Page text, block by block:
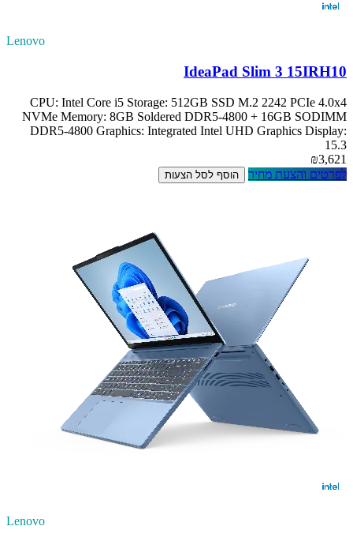
Lenovo
IdeaPad Slim 3 15IRH10
CPU: Intel Core i5 Storage: 512GB SSD M.2 2242 PCIe 4.0x4
NVMe Memory: 8GB Soldered DDR5-4800 + 16GB SODIMM
DDR5-4800 Graphics: Integrated Intel UHD Graphics Display:
15.3
₪3,621
לפרטים והצעת מחיר
הוסף לסל הצעות
Lenovo